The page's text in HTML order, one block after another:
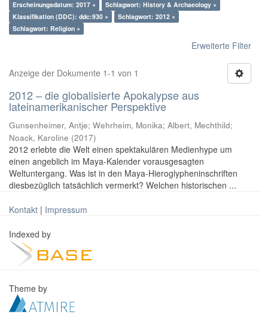
Erscheinungsdatum: 2017 ×
Schlagwort: History & Archaeology ×
Klassifikation (DDC): ddc:930 ×
Schlagwort: 2012 ×
Schlagwort: Religion ×
Erweiterte Filter
Anzeige der Dokumente 1-1 von 1
2012 – die globalisierte Apokalypse aus
lateinamerikanischer Perspektive
Gunsenheimer, Antje; Wehrheim, Monika; Albert, Mechthild;
Noack, Karoline (2017)
2012 erlebte die Welt einen spektakulären Medienhype um
einen angeblich im Maya-Kalender vorausgesagten
Weltuntergang. Was ist in den Maya-Hieroglypheninschriften
diesbezüglich tatsächlich vermerkt? Welchen historischen ...
Kontakt | Impressum
Indexed by
Theme by